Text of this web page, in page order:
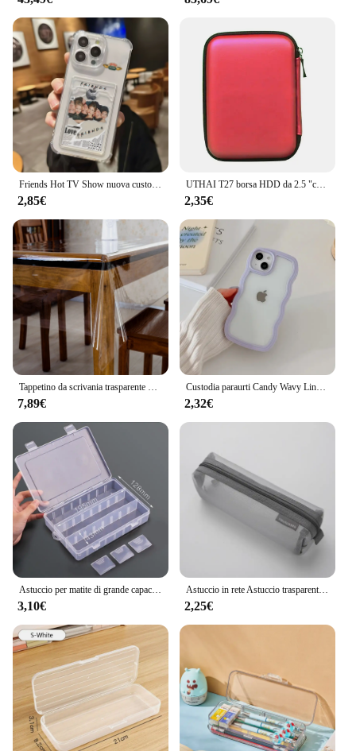
Friends Hot TV Show nuova custodia per carte per iPhone 16 15 14 13 12 11 Mini Pro Max X XR XSMax 7 8 Plus SE20 Cover trasparente Anti-caduta
2,85€
UTHAI T27 borsa HDD da 2.5 "custodia esterna per disco rigido USB custodia per cavo Usb custodia per PC Laptop Hard Disk Box
2,35€
Tappetino da scrivania trasparente protezione da tavolo in plastica impermeabile tovaglia in vinile protezione trasparente per tappetino da scrivania facile da pulire
7,89€
Custodia paraurti Candy Wavy Lines per iPhone 16 15 11 12 13 14 Pro Max Plus X XR XS Max Cover posteriore rigida trasparente antiurto Funda
2,32€
Astuccio per matite di grande capacità forniture artistiche per cartoni animati Storage PP scatola per penne trasparente organizzatore di cancelleria cancelleria creativa
3,10€
Astuccio in rete Astuccio trasparente per penne Astuccio carino semplice estetico Organizzatore Materiale scolastico per ufficio per cancelleria per studenti
2,25€